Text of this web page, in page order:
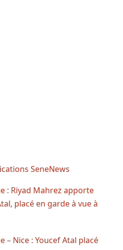
: Riyad Mahrez apporte
placé en garde à vue à
– Nice : Youcef Atal placé